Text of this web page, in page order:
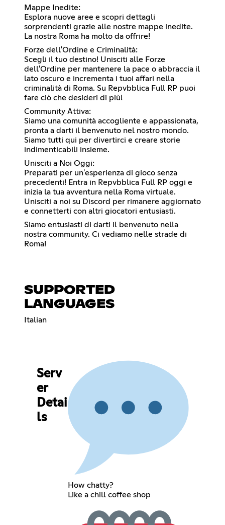
Mappe Inedite:
Esplora nuove aree e scopri dettagli
sorprendenti grazie alle nostre mappe inedite.
La nostra Roma ha molto da offrire!
Forze dell'Ordine e Criminalità:
Scegli il tuo destino! Unisciti alle Forze
dell'Ordine per mantenere la pace o abbraccia il
lato oscuro e incrementa i tuoi affari nella
criminalità di Roma. Su Repvbblica Full RP puoi
fare ciò che desideri di più!
Community Attiva:
Siamo una comunità accogliente e appassionata,
pronta a darti il benvenuto nel nostro mondo.
Siamo tutti qui per divertirci e creare storie
indimenticabili insieme.
Unisciti a Noi Oggi:
Preparati per un'esperienza di gioco senza
precedenti! Entra in Repvbblica Full RP oggi e
inizia la tua avventura nella Roma virtuale.
Unisciti a noi su Discord per rimanere aggiornato
e connetterti con altri giocatori entusiasti.
Siamo entusiasti di darti il benvenuto nella
nostra community. Ci vediamo nelle strade di
Roma!
SUPPORTED
LANGUAGES
Italian
Serv
er
Detai
ls
How chatty?
Like a chill coffee shop